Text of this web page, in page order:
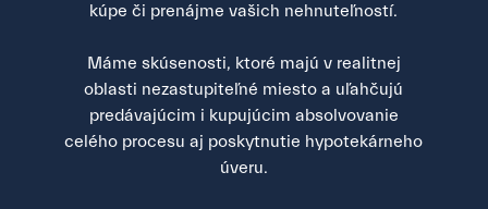
kúpe či prenájme vašich nehnuteľností.
Máme skúsenosti, ktoré majú v realitnej
oblasti nezastupiteľné miesto a uľahčujú
predávajúcim i kupujúcim absolvovanie
celého procesu aj poskytnutie hypotekárneho
úveru.